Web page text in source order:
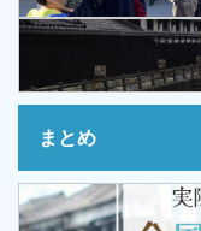
まとめ